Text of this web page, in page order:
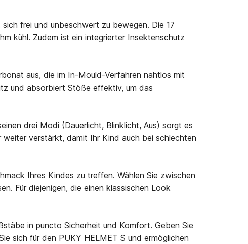
frei und unbeschwert zu bewegen. Die 17
kühl. Zudem ist ein integrierter Insektenschutz
aus, die im In-Mould-Verfahren nahtlos mit
und absorbiert Stöße effektiv, um das
drei Modi (Dauerlicht, Blinklicht, Aus) sorgt es
verstärkt, damit Ihr Kind auch bei schlechten
Ihres Kindes zu treffen. Wählen Sie zwischen
Für diejenigen, die einen klassischen Look
in puncto Sicherheit und Komfort. Geben Sie
sich für den PUKY HELMET S und ermöglichen